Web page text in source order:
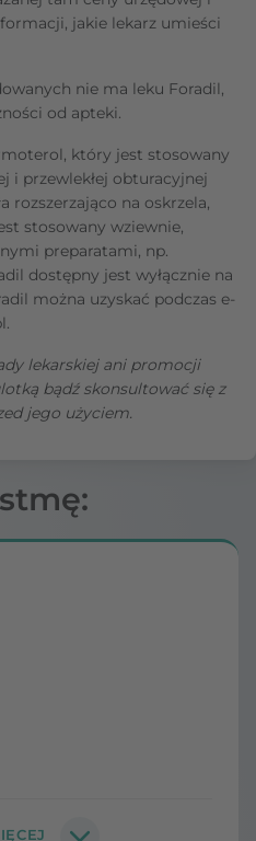
jakie lekarz umieści
nie ma leku Foradil,
od apteki.
który jest stosowany
i przewlekłej obturacyjnej
rozszerzająco na oskrzela,
stosowany wziewnie,
preparatami, np.
dostępny jest wyłącznie na
można uzyskać podczas e-
lekarskiej ani promocji
bądź skonsultować się z
jego użyciem.